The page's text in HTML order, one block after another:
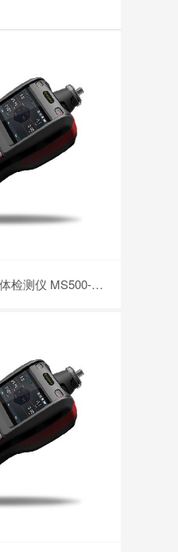
便携式一氧化氮气体检测仪 MS500-NO